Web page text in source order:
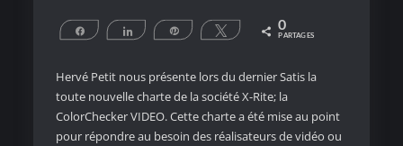
Partagez Partagez Épingle Tweetez 0
PARTAGES
Hervé Petit nous présente lors du dernier Satis la
toute nouvelle charte de la société X-Rite; la
ColorChecker VIDEO. Cette charte a été mise au point
pour répondre au besoin des réalisateurs de vidéo ou